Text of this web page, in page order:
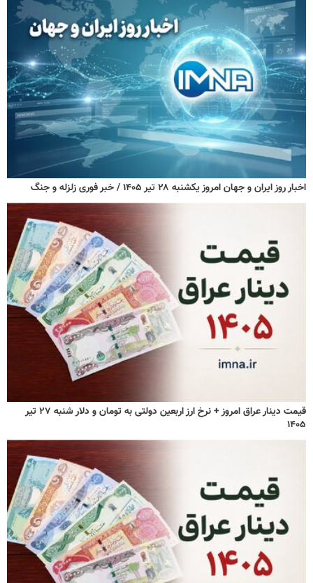
اخبار روز ایران و جهان امروز یکشنبه ۲۸ تیر ۱۴۰۵ / خبر فوری زلزله و جنگ
قیمت دینار عراق امروز + نرخ ارز اربعین دولتی به تومان و دلار شنبه ۲۷ تیر
۱۴۰۵